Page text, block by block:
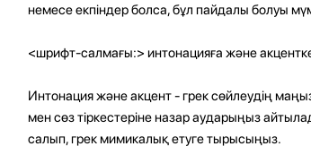
немесе екпіндер болса, бұл пайдалы болуы
<шрифт-салмағы:> интонацияға және
Интонация және акцент - грек сөйлеудің
мен сөз тіркестеріне назар аударыңыз
салып, грек мимикалық етуге тырысыңыз.